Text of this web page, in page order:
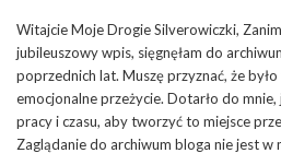
Witajcie Moje Drogie Silverowiczki, Zanim
jubileuszowy wpis, sięgnęłam do
poprzednich lat. Muszę przyznać, że
emocjonalne przeżycie. Dotarło do mnie,
pracy i czasu, aby tworzyć to miejsce
Zaglądanie do archiwum bloga nie jest w